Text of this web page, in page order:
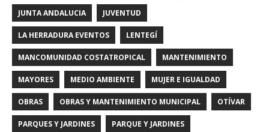
JUNTA ANDALUCIA JUVENTUD
LA HERRADURA EVENTOS LENTEGÍ
MANCOMUNIDAD COSTATROPICAL MANTENIMIENTO
MAYORES MEDIO AMBIENTE MUJER E IGUALDAD
OBRAS OBRAS Y MANTENIMIENTO MUNICIPAL OTÍVAR
PARQUES Y JARDINES PARQUE Y JARDINES